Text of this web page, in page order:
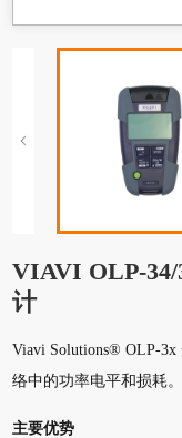
VIAVI OLP-
计
Viavi Solutions® OLP-
络中的功率电平和损耗。
主要优势